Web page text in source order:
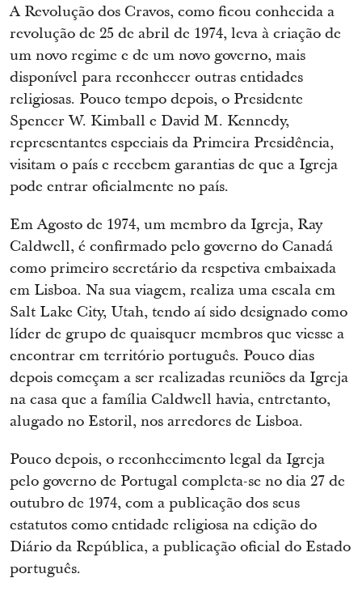
A Revolução dos Cravos, como ficou conhecida a
revolução de 25 de abril de 1974, leva à criação de
um novo regime e de um novo governo, mais
disponível para reconhecer outras entidades
religiosas. Pouco tempo depois, o Presidente
Spencer W. Kimball e David M. Kennedy,
representantes especiais da Primeira Presidência,
visitam o país e recebem garantias de que a Igreja
pode entrar oficialmente no país.
Em Agosto de 1974, um membro da Igreja, Ray
Caldwell, é confirmado pelo governo do Canadá
como primeiro secretário da respetiva embaixada
em Lisboa. Na sua viagem, realiza uma escala em
Salt Lake City, Utah, tendo aí sido designado como
líder de grupo de quaisquer membros que viesse a
encontrar em território português. Pouco dias
depois começam a ser realizadas reuniões da Igreja
na casa que a família Caldwell havia, entretanto,
alugado no Estoril, nos arredores de Lisboa.
Pouco depois, o reconhecimento legal da Igreja
pelo governo de Portugal completa-se no dia 27 de
outubro de 1974, com a publicação dos seus
estatutos como entidade religiosa na edição do
Diário da República, a publicação oficial do Estado
português.